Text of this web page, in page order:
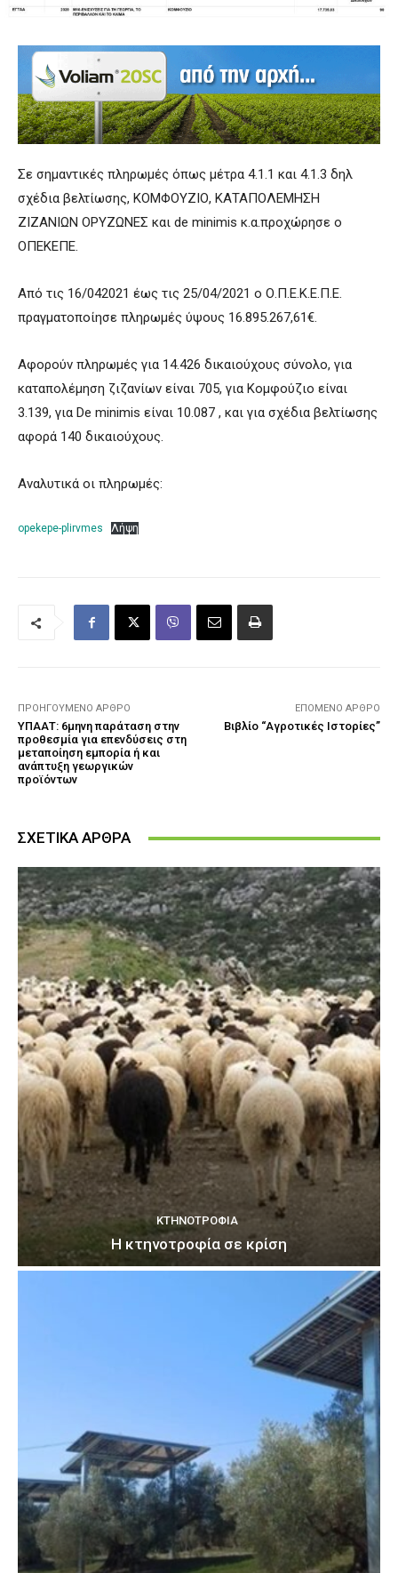
Σε σημαντικές πληρωμές όπως μέτρα 4.1.1 και 4.1.3 δηλ
σχέδια βελτίωσης, ΚΟΜΦΟΥΖΙΟ, ΚΑΤΑΠΟΛΕΜΗΣΗ
ΖΙΖΑΝΙΩΝ ΟΡΥΖΩΝΕΣ και de minimis κ.α.προχώρησε ο
ΟΠΕΚΕΠΕ.
Από τις 16/042021 έως τις 25/04/2021 ο Ο.Π.Ε.Κ.Ε.Π.Ε.
πραγματοποίησε πληρωμές ύψους 16.895.267,61€.
Αφορούν πληρωμές για 14.426 δικαιούχους σύνολο, για
καταπολέμηση ζιζανίων είναι 705, για Κομφούζιο είναι
3.139, για De minimis είναι 10.087 , και για σχέδια βελτίωσης
αφορά 140 δικαιούχους.
Αναλυτικά οι πληρωμές:
opekepe-plirvmes Λήψη
ΠΡΟΗΓΟΎΜΕΝΟ ΆΡΘΡΟ
ΥΠΑΑΤ: 6μηνη παράταση στην
προθεσμία για επενδύσεις στη
μεταποίηση εμπορία ή και
ανάπτυξη γεωργικών
προϊόντων
ΕΠΌΜΕΝΟ ΆΡΘΡΟ
Βιβλίο “Αγροτικές Ιστορίες”
ΣΧΕΤΙΚΑ ΑΡΘΡΑ
ΚΤΗΝΟΤΡΟΦΊΑ
Η κτηνοτροφία σε κρίση